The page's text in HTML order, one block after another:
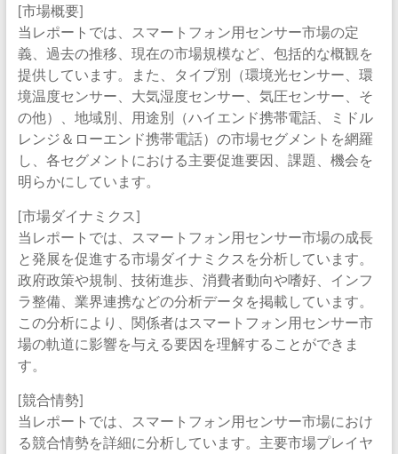
[市場概要]
当レポートでは、スマートフォン用センサー市場の定
義、過去の推移、現在の市場規模など、包括的な概観を
提供しています。また、タイプ別（環境光センサー、環
境温度センサー、大気湿度センサー、気圧センサー、そ
の他）、地域別、用途別（ハイエンド携帯電話、ミドル
レンジ＆ローエンド携帯電話）の市場セグメントを網羅
し、各セグメントにおける主要促進要因、課題、機会を
明らかにしています。
[市場ダイナミクス]
当レポートでは、スマートフォン用センサー市場の成長
と発展を促進する市場ダイナミクスを分析しています。
政府政策や規制、技術進歩、消費者動向や嗜好、インフ
ラ整備、業界連携などの分析データを掲載しています。
この分析により、関係者はスマートフォン用センサー市
場の軌道に影響を与える要因を理解することができま
す。
[競合情勢]
当レポートでは、スマートフォン用センサー市場におけ
る競合情勢を詳細に分析しています。主要市場プレイヤ